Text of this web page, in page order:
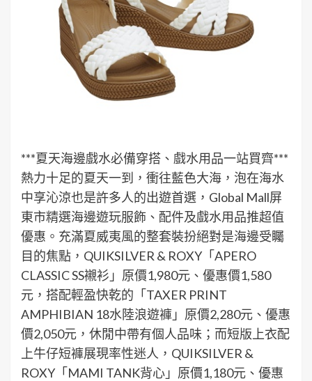
***夏天海邊戲水必備穿搭、戲水用品一站買齊***
熱力十足的夏天一到，衝往藍色大海，泡在海水
中享沁涼也是許多人的出遊首選，Global Mall屏
東市精選海邊遊玩服飾、配件及戲水用品推超值
優惠。充滿夏威夷風的整套裝扮絕對是海邊受矚
目的焦點，QUIKSILVER & ROXY「APERO
CLASSIC SS襯衫」原價1,980元、優惠價1,580
元，搭配輕盈快乾的「TAXER PRINT
AMPHIBIAN 18水陸浪遊褲」原價2,280元、優惠
價2,050元，休閒中帶有個人品味；而短版上衣配
上牛仔短褲展現率性迷人，QUIKSILVER &
ROXY「MAMI TANK背心」原價1,180元、優惠